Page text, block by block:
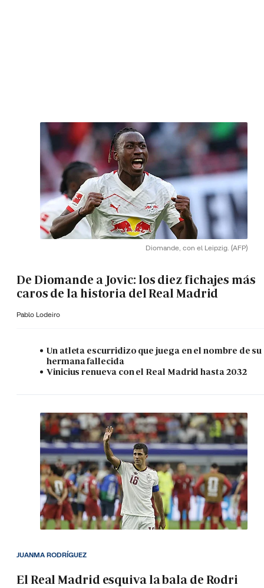
Diomande, con el Leipzig. (AFP)
De Diomande a Jovic: los diez fichajes más
caros de la historia del Real Madrid
Pablo Lodeiro
Un atleta escurridizo que juega en el nombre de su
hermana fallecida
Vinicius renueva con el Real Madrid hasta 2032
El Real Madrid esquiva la bala de Rodri
JUANMA RODRÍGUEZ